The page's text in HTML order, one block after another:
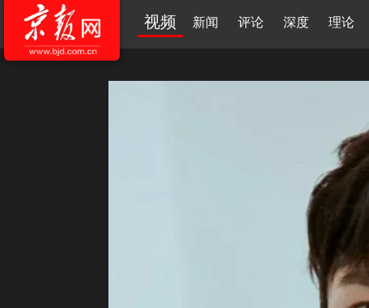
视频 新闻 评论 深度 理论